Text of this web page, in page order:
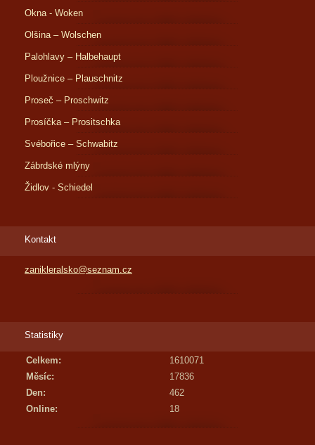
Okna - Woken
Olšina – Wolschen
Palohlavy – Halbehaupt
Ploužnice – Plauschnitz
Proseč – Proschwitz
Prosíčka – Prositschka
Svébořice – Schwabitz
Zábrdské mlýny
Židlov - Schiedel
Kontakt
zanikleralsko@seznam.cz
Statistiky
Online: 18
Celkem:
1610071
Měsíc:
17836
Den:
462